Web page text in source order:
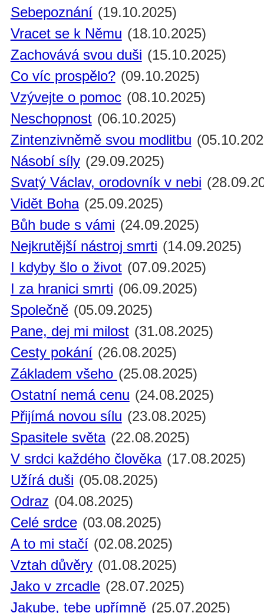
Sebepoznání (19.10.2025)
Vracet se k Němu (18.10.2025)
Zachovává svou duši (15.10.2025)
Co víc prospělo? (09.10.2025)
Vzývejte o pomoc (08.10.2025)
Neschopnost (06.10.2025)
Zintenzivněmě svou modlitbu
Násobí síly (29.09.2025)
Svatý Václav, orodovník v nebi
Vidět Boha (25.09.2025)
Bůh bude s vámi (24.09.2025)
Nejkrutější nástroj smrti (14.09.2025)
I kdyby šlo o život (07.09.2025)
I za hranici smrti (06.09.2025)
Společně (05.09.2025)
Pane, dej mi milost (31.08.2025)
Cesty pokání (26.08.2025)
Základem všeho (25.08.2025)
Ostatní nemá cenu (24.08.2025)
Přijímá novou sílu (23.08.2025)
Spasitele světa (22.08.2025)
V srdci každého člověka (17.08.2025)
Užírá duši (05.08.2025)
Odraz (04.08.2025)
Celé srdce (03.08.2025)
A to mi stačí (02.08.2025)
Vztah důvěry (01.08.2025)
Jako v zrcadle (28.07.2025)
Jakube, tebe upřímně (25.07.2025)